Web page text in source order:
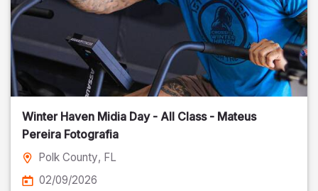
Winter Haven Midia Day - All Class - Mateus
Pereira Fotografia
Polk County, FL
02/09/2026